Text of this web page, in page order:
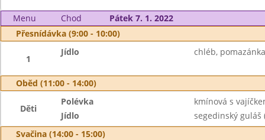
Menu Chod
Pátek 7. 1. 2022
Přesnídávka (9:00 - 10:00)
1
Jídlo chléb,
Oběd (11:00 - 14:00)
Děti
Polévka
kmínová s
Jídlo
segedinský guláš
Svačina (14:00 - 15:00)